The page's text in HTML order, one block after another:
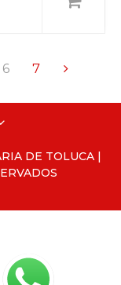
6 7
DE TOLUCA |